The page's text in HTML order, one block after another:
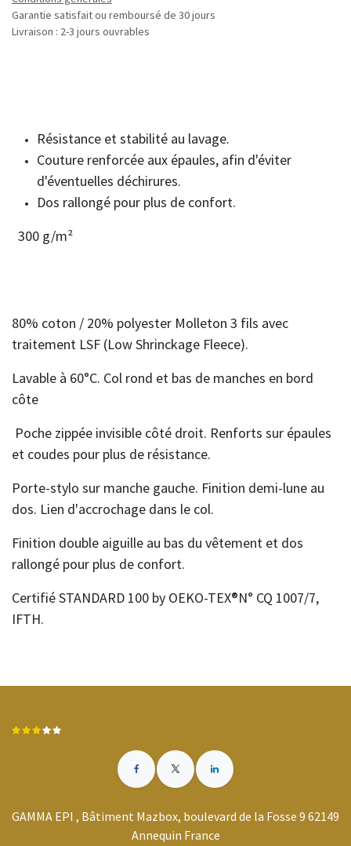
Garantie satisfait ou remboursé de 30 jours
Livraison : 2-3 jours ouvrables
Résistance et stabilité au lavage.
Couture renforcée aux épaules, afin d'éviter
d'éventuelles déchirures.
Dos rallongé pour plus de confort.
300 g/m²
80% coton / 20% polyester Molleton 3 fils avec
traitement LSF (Low Shrinckage Fleece).
Lavable à 60°C. Col rond et bas de manches en bord
côte
Poche zippée invisible côté droit. Renforts sur épaules
et coudes pour plus de résistance.
Porte-stylo sur manche gauche. Finition demi-lune au
dos. Lien d'accrochage dans le col.
Finition double aiguille au bas du vêtement et dos
rallongé pour plus de confort.
Certifié STANDARD 100 by OEKO-TEX®N° CQ 1007/7,
IFTH.
GAMMA EPI , Bâtiment Mazbox, boulevard de la Fosse 9 62149
Annequin France